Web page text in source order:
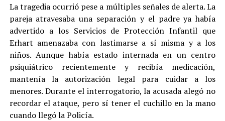
La tragedia ocurrió pese a múltiples señales de alerta. La
pareja atravesaba una separación y el padre ya había
advertido a los Servicios de Protección Infantil que
Erhart amenazaba con lastimarse a sí misma y a los
niños. Aunque había estado internada en un centro
psiquiátrico recientemente y recibía medicación,
mantenía la autorización legal para cuidar a los
menores. Durante el interrogatorio, la acusada alegó no
recordar el ataque, pero sí tener el cuchillo en la mano
cuando llegó la Policía.